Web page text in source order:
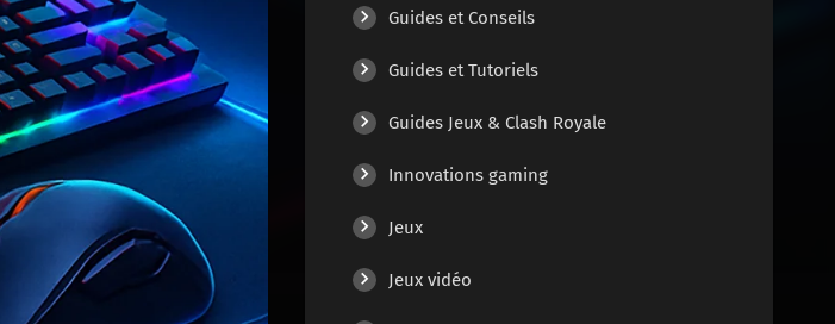
Guides et Conseils
Guides et Tutoriels
Guides Jeux & Clash Royale
Innovations gaming
Jeux
Jeux vidéo